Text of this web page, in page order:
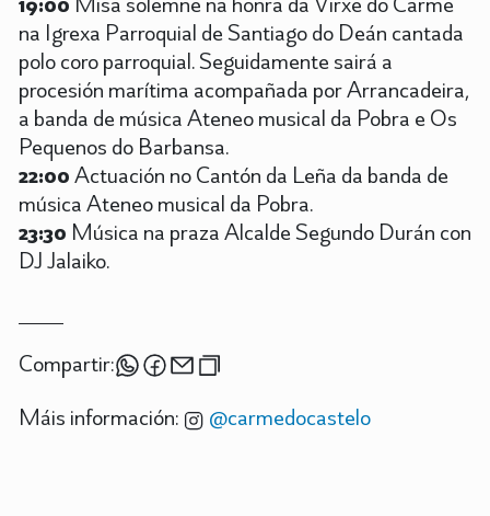
na Igrexa Parroquial de Santiago do Deán cantada
polo coro parroquial. Seguidamente sairá a
procesión marítima acompañada por Arrancadeira,
a banda de música Ateneo musical da Pobra e Os
Pequenos do Barbansa.
22:00Actuación no Cantón da Leña da banda de
música Ateneo musical da Pobra.
23:30 Música na praza Alcalde Segundo Durán con
DJ Jalaiko.
Compartir:
Máis información:
@carmedocastelo